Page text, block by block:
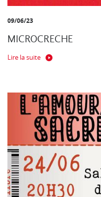
09/06/23
MICROCRECHE
Lire la suite